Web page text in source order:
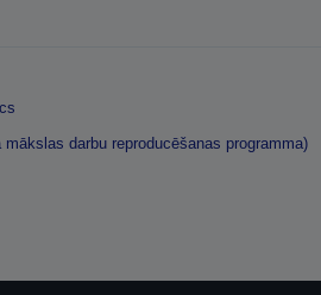
darbu reproducēšanas programma)